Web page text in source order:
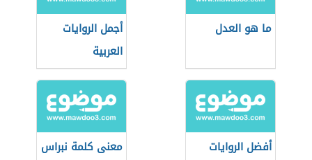
ما هو العدل
أجمل الروايات
العربية
أفضل الروايات
معنى كلمة نبراس